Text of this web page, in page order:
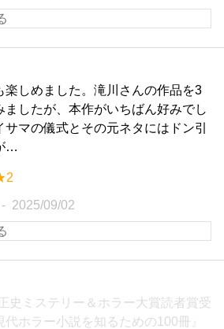
楽しめました。滝川さんの作品を3
ましたが、本作がいちばん好みでし
サマの儀式とその元ネタにはドン引
…
2025/09/02
史ミステリー＆ホラー大賞読者賞受
代ホラー小説を知るための100冊』